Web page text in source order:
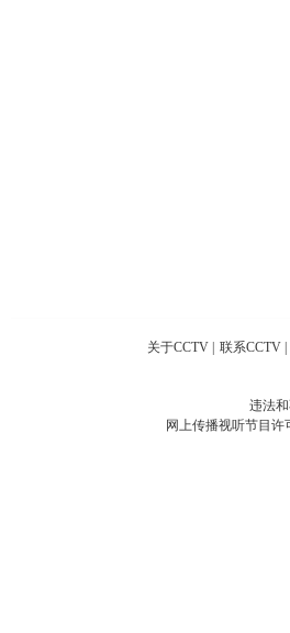
关于CCTV 联系CCTV
违法
网上传播视听节目许